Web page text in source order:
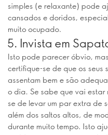
simples (e relaxante) pode
cansados e doridos,
muito ocupado.
5. Invista em
Isto pode parecer óbvio,
certifique-se de que os seus
assentam bem e são
o dia. Se sabe que vai
se de levar um par extra de
além dos saltos altos, de
durante muito tempo. Isto